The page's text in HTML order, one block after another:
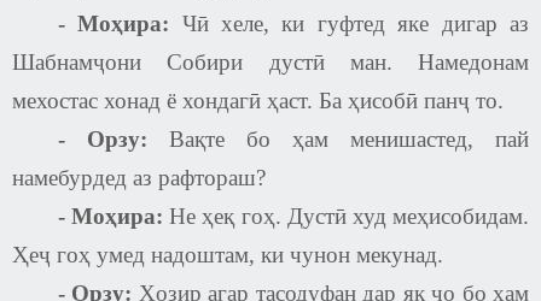
- Моҳира: Чӣ хеле, ки гуфтед яке дигар аз
Шабнамҷони Собири дустӣ ман. Намедонам
мехостас хонад ё хондагӣ ҳаст. Ба ҳисобӣ панҷ то.
-
Орзу: Вақте бо ҳам менишастед, пай
намебурдед аз рафтораш?
- Моҳира: Не ҳеқ гоҳ. Дустӣ худ меҳисобидам.
Ҳеҷ гоҳ умед надоштам, ки чунон мекунад.
- Орзу: Ҳозир агар тасодуфан дар як ҷо бо ҳам